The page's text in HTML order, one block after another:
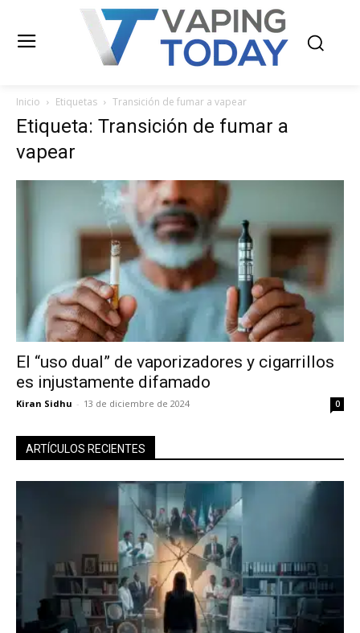
Inicio Etiquetas Transición de fumar a vapear
Etiqueta: Transición de fumar a
vapear
El “uso dual” de vaporizadores y cigarrillos
es injustamente difamado
Kiran Sidhu - 13 de diciembre de 2024 0
ARTÍCULOS RECIENTES